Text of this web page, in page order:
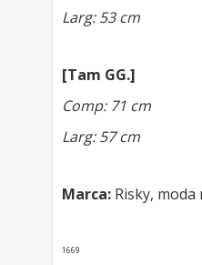
Larg: 53 cm
[Tam GG.]
Comp: 71 cm
Larg: 57 cm
Marca: Risky,
1669